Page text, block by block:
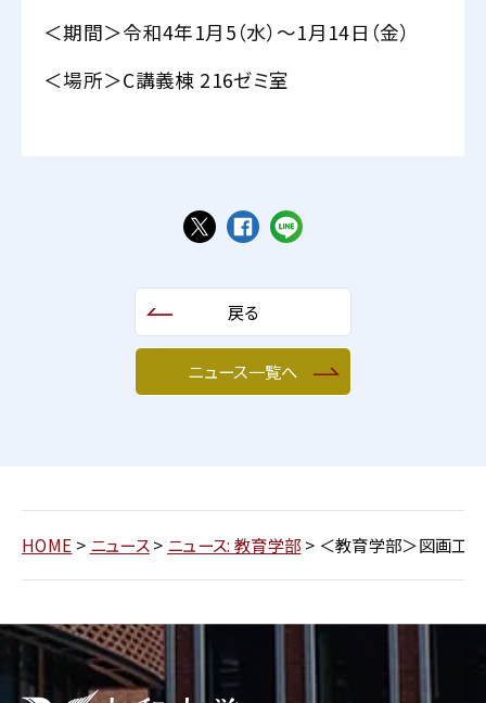
＜期間＞令和4年1月5（水）～1月14日（金）
＜場所＞C講義棟 216ゼミ室
戻る
ニュース一覧へ
HOME > ニュース> ニュース: 教育学部 > ＜教育学部＞図画工作